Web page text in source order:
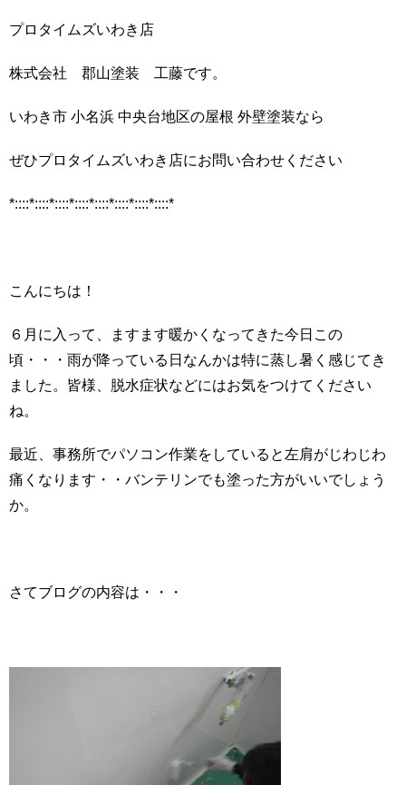
プロタイムズいわき店
株式会社 郡山塗装 工藤です。
いわき市 小名浜 中央台地区の屋根 外壁塗装なら
ぜひプロタイムズいわき店にお問い合わせください
*::::*::::*::::*::::*::::*::::*::::*::::*
こんにちは！
６月に入って、ますます暖かくなってきた今日この
頃・・・雨が降っている日なんかは特に蒸し暑く感じてき
ました。皆様、脱水症状などにはお気をつけてください
ね。
最近、事務所でパソコン作業をしていると左肩がじわじわ
痛くなります・・バンテリンでも塗った方がいいでしょう
か。
さてブログの内容は・・・